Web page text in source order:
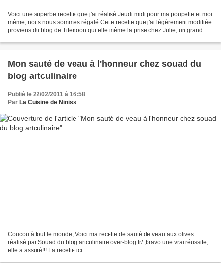
Voici une superbe recette que j'ai réalisé Jeudi midi pour ma poupette et moi
même, nous nous sommes régalé.Cette recette que j'ai légèrement modifiée
proviens du blog de Titenoon qui elle même la prise chez Julie, un grand
Mon sauté de veau à l'honneur chez souad du
blog artculinaire
Publié le 22/02/2011 à 16:58
Par La Cuisine de Niniss
Coucou à tout le monde, Voici ma recette de sauté de veau aux olives
réalisé par Souad du blog artculinaire.over-blog.fr/ ,bravo une vrai réussite,
elle a assuré!!! La recette ici